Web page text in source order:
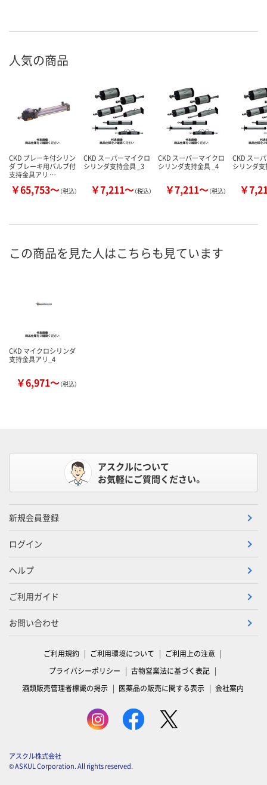
人気の商品
CKD ブレーキ付シリン
ダ ブレーキ用バルブ付
支持金具アリ …
￥65,753～（税込）
CKD スーパーマイクロ
シリンダ支持金具 _3
￥7,211～（税込）
CKD スーパーマイクロ
シリンダ支持金具 _4
￥7,211～（税込）
CKD スー
シリンダ
￥
この商品を見た人はこちらも見ています
CKD マイクロシリンダ
支持金具アリ_4
￥6,971～（税込）
アスクルについて
お気軽にご質問ください。
新規会員登録
ログイン
ヘルプ
ご利用ガイド
お問い合わせ
ご利用規約 ご利用環境について
ご利用上の注意
プライバシーポリシー
古物営業法に基づく表記
酒類販売管理者標識の掲示
医薬品の販売に関する表示 会社案内
アスクル株式会社
© ASKUL Corporation. All rights reserved.